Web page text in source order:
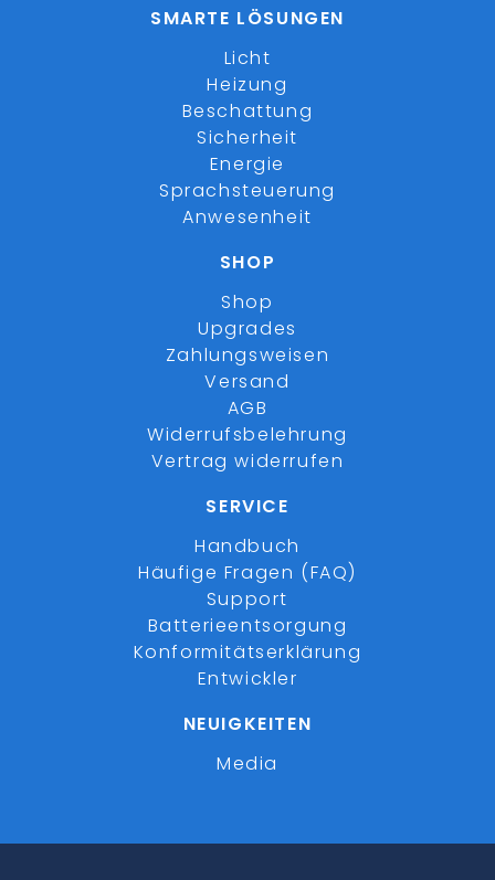
SMARTE LÖSUNGEN
Licht
Heizung
Beschattung
Sicherheit
Energie
Sprachsteuerung
Anwesenheit
SHOP
Shop
Upgrades
Zahlungsweisen
Versand
AGB
Widerrufsbelehrung
Vertrag widerrufen
SERVICE
Handbuch
Häufige Fragen (FAQ)
Support
Batterieentsorgung
Konformitätserklärung
Entwickler
NEUIGKEITEN
Media